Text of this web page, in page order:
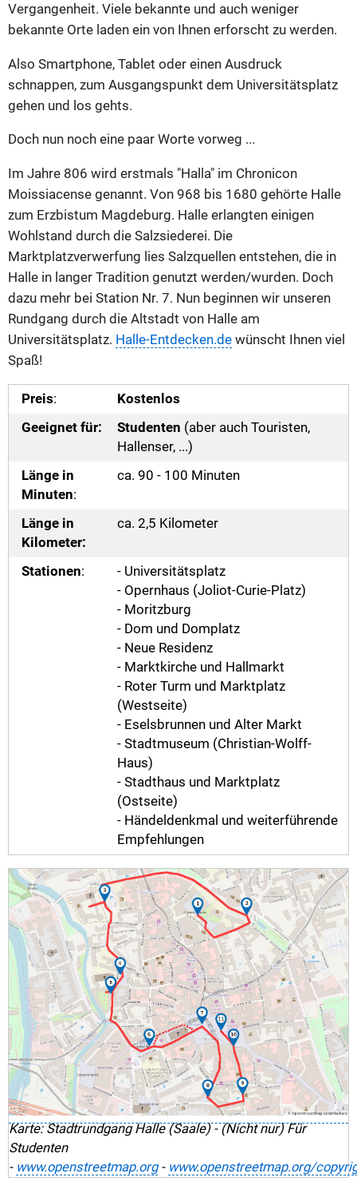
Vergangenheit. Viele bekannte und auch weniger
bekannte Orte laden ein von Ihnen erforscht zu werden.
Also Smartphone, Tablet oder einen Ausdruck
schnappen, zum Ausgangspunkt dem Universitätsplatz
gehen und los gehts.
Doch nun noch eine paar Worte vorweg ...
Im Jahre 806 wird erstmals "Halla" im Chronicon
Moissiacense genannt. Von 968 bis 1680 gehörte Halle
zum Erzbistum Magdeburg. Halle erlangten einigen
Wohlstand durch die Salzsiederei. Die
Marktplatzverwerfung lies Salzquellen entstehen, die in
Halle in langer Tradition genutzt werden/wurden. Doch
dazu mehr bei Station Nr. 7. Nun beginnen wir unseren
Rundgang durch die Altstadt von Halle am
Universitätsplatz. Halle-Entdecken.de wünscht Ihnen viel
Spaß!
Preis:
Kostenlos
Geeignet für:
Studenten (aber auch Touristen,
Hallenser, ...)
Länge in
Minuten:
ca. 90 - 100 Minuten
Länge in
Kilometer:
ca. 2,5 Kilometer
Stationen:
- Universitätsplatz
- Opernhaus (Joliot-Curie-Platz)
- Moritzburg
- Dom und Domplatz
- Neue Residenz
- Marktkirche und Hallmarkt
- Roter Turm und Marktplatz
(Westseite)
- Eselsbrunnen und Alter Markt
- Stadtmuseum (Christian-Wolff-
Haus)
- Stadthaus und Marktplatz
(Ostseite)
- Händeldenkmal und weiterführende
Empfehlungen
Karte: Stadtrundgang Halle (Saale) - (Nicht nur) Für
Studenten
- www.openstreetmap.org- www.openstreetmap.org/